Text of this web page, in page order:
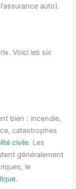
auto).
Voici les six
bien : incendie,
catastrophes
civile. Les
généralement
le
.